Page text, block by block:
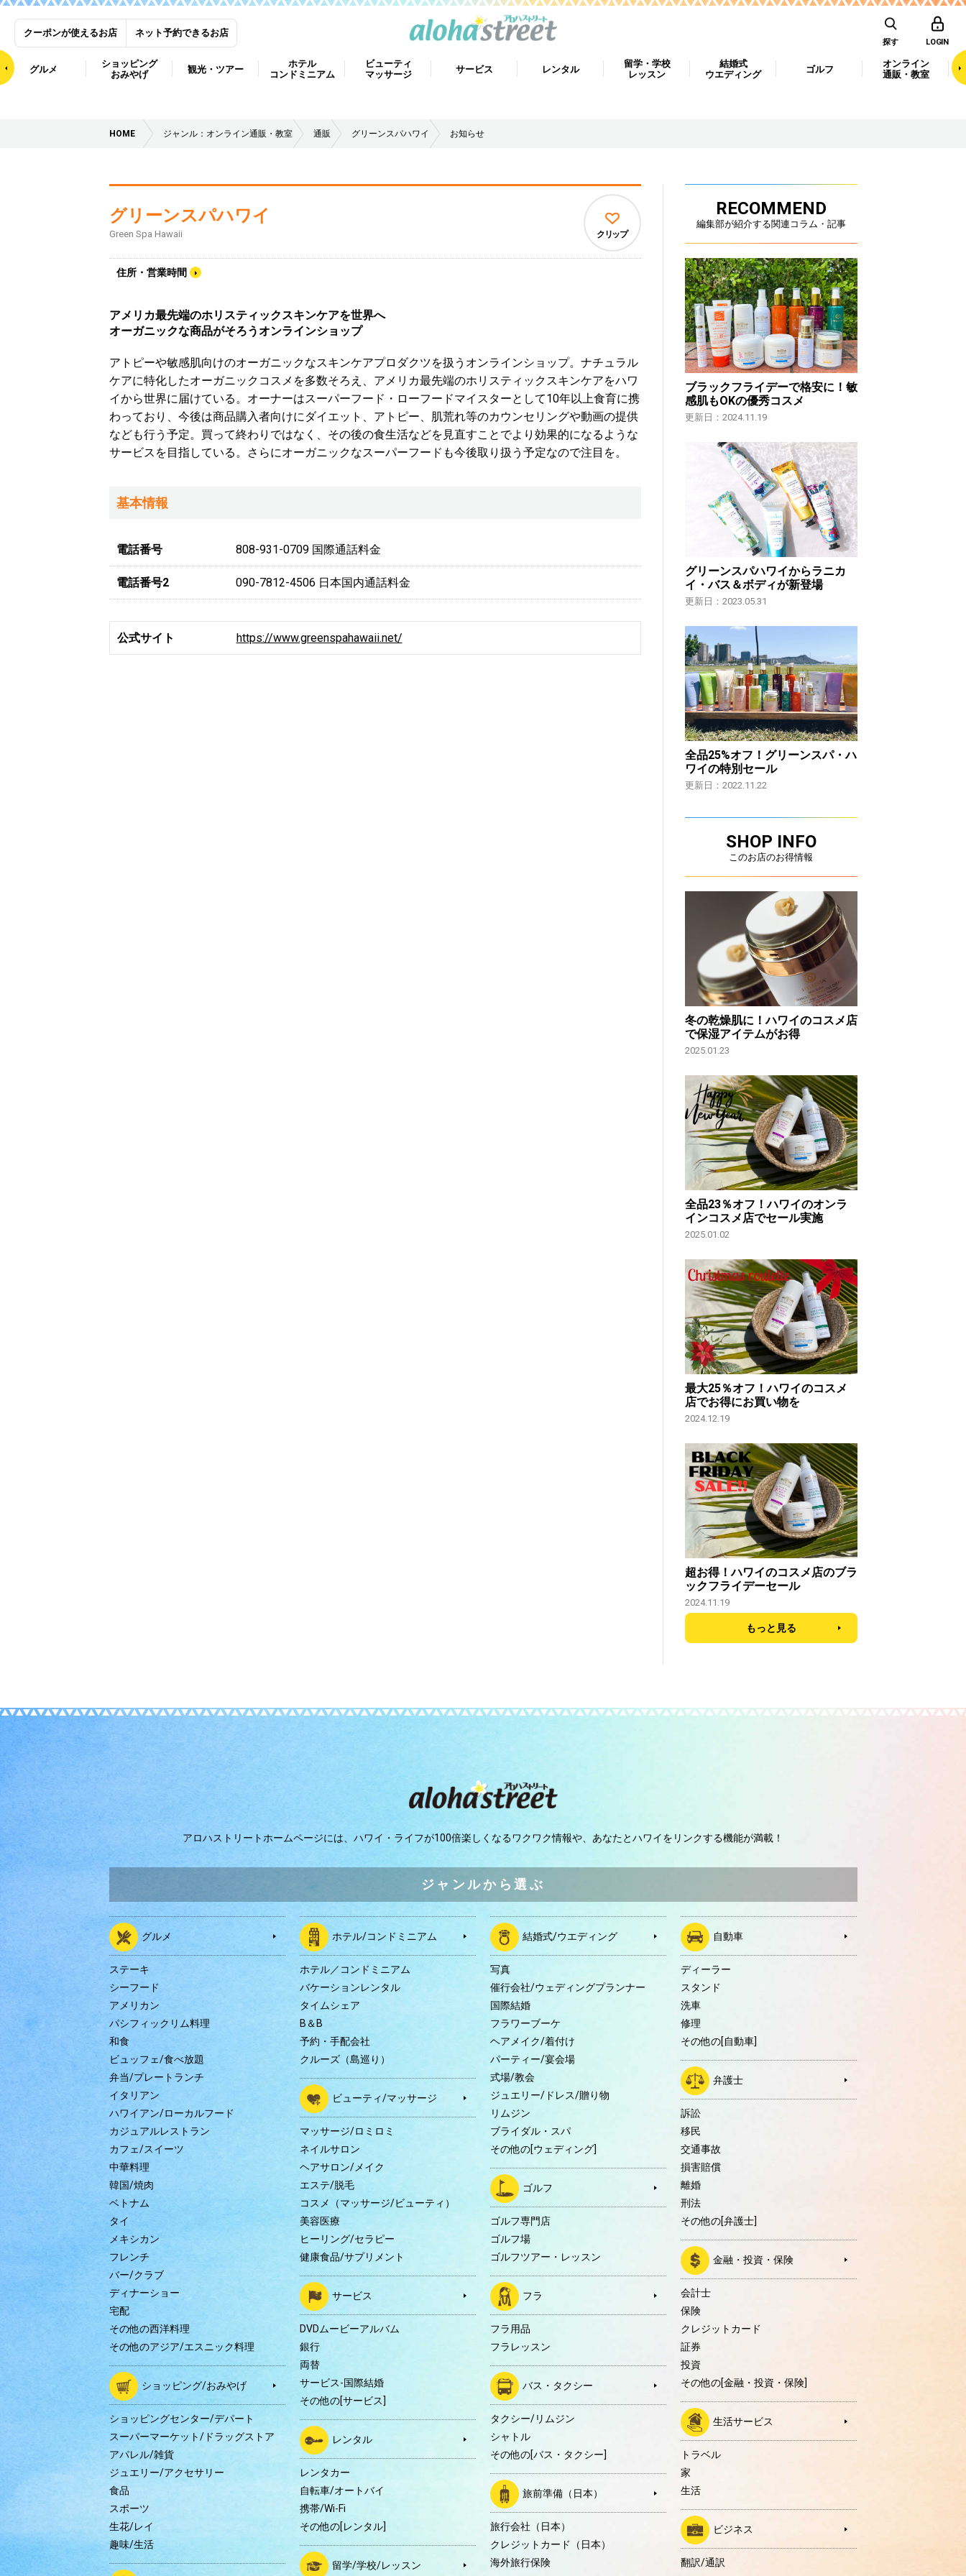
クーポンが使えるお店 ネット予約できるお店
探す LOGIN
グルメ
ショッピング
おみやげ
観光・ツアー
ホテル
コンドミニアム
ビューティ
マッサージ
サービス レンタル
留学・学校
レッスン
結婚式
ウエディング
ゴルフ
オンライン
通販・教室
HOME ジャンル：オンライン通販・教室 通販 グリーンスパハワイ お知らせ
グリーンスパハワイ
Green Spa Hawaii
住所・営業時間
クリップ
アメリカ最先端のホリスティックスキンケアを世界へ
オーガニックな商品がそろうオンラインショップ
アトピーや敏感肌向けのオーガニックなスキンケアプロダクツを扱うオンラインショップ。ナチュラル
ケアに特化したオーガニックコスメを多数そろえ、アメリカ最先端のホリスティックスキンケアをハワ
イから世界に届けている。オーナーはスーパーフード・ローフードマイスターとして10年以上食育に携
わっており、今後は商品購入者向けにダイエット、アトピー、肌荒れ等のカウンセリングや動画の提供
なども行う予定。買って終わりではなく、その後の食生活などを見直すことでより効果的になるような
サービスを目指している。さらにオーガニックなスーパーフードも今後取り扱う予定なので注目を。
基本情報
電話番号 808-931-0709 国際通話料金
電話番号2 090-7812-4506 日本国内通話料金
公式サイト https://www.greenspahawaii.net/
RECOMMEND
編集部が紹介する関連コラム・記事
ブラックフライデーで格安に！敏
感肌もOKの優秀コスメ
更新日：2024.11.19
グリーンスパハワイからラニカ
イ・バス＆ボディが新登場
更新日：2023.05.31
全品25%オフ！グリーンスパ・ハ
ワイの特別セール
更新日：2022.11.22
SHOP INFO
このお店のお得情報
冬の乾燥肌に！ハワイのコスメ店
で保湿アイテムがお得
2025.01.23
全品23％オフ！ハワイのオンラ
インコスメ店でセール実施
2025.01.02
最大25％オフ！ハワイのコスメ
店でお得にお買い物を
2024.12.19
超お得！ハワイのコスメ店のブラ
ックフライデーセール
2024.11.19
もっと見る
アロハストリートホームページには、 ハワイ・ライフが100倍楽しくなるワクワク情報や、 あなたとハワイをリンクする機能が満載！
ジャンルから選ぶ
グルメ
ステーキ
シーフード
アメリカン
パシフィックリム料理
和食
ビュッフェ/食べ放題
弁当/プレートランチ
イタリアン
ハワイアン/ローカルフード
カジュアルレストラン
カフェ/スイーツ
中華料理
韓国/焼肉
ベトナム
タイ
メキシカン
フレンチ
バー/クラブ
ディナーショー
宅配
その他の西洋料理
その他のアジア/エスニック料理
ショッピング/おみやげ
ショッピングセンター/デパート
スーパーマーケット/ドラッグストア
アパレル/雑貨
ジュエリー/アクセサリー
食品
スポーツ
生花/レイ
趣味/生活
ホテル/コンドミニアム
ホテル／コンドミニアム
バケーションレンタル
タイムシェア
B＆B
予約・手配会社
クルーズ（島巡り）
ビューティ/マッサージ
マッサージ/ロミロミ
ネイルサロン
ヘアサロン/メイク
エステ/脱毛
コスメ（マッサージ/ビューティ）
美容医療
ヒーリング/セラピー
健康食品/サプリメント
サービス
DVDムービーアルバム
銀行
両替
サービス-国際結婚
その他の[サービス]
レンタル
レンタカー
自転車/オートバイ
携帯/Wi-Fi
その他の[レンタル]
留学/学校/レッスン
結婚式/ウエディング
写真
催行会社/ウェディングプランナー
国際結婚
フラワーブーケ
ヘアメイク/着付け
パーティー/宴会場
式場/教会
ジュエリー/ドレス/贈り物
リムジン
ブライダル・スパ
その他の[ウェディング]
ゴルフ
ゴルフ専門店
ゴルフ場
ゴルフツアー・レッスン
フラ
フラ用品
フラレッスン
バス・タクシー
タクシー/リムジン
シャトル
その他の[バス・タクシー]
旅前準備（日本）
旅行会社（日本）
クレジットカード（日本）
海外旅行保険
自動車
ディーラー
スタンド
洗車
修理
その他の[自動車]
弁護士
訴訟
移民
交通事故
損害賠償
離婚
刑法
その他の[弁護士]
金融・投資・保険
会計士
保険
クレジットカード
証券
投資
その他の[金融・投資・保険]
生活サービス
トラベル
家
生活
ビジネス
翻訳/通訳